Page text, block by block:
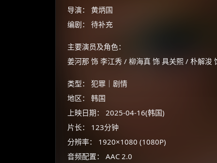
导演： 黄炳国
编剧： 待补充
主要演员及角色：
姜河那 饰 李江秀 / 柳海真 饰 具关熙 / 朴解浚
类型： 犯罪｜剧情
地区： 韩国
上映日期： 2025-04-16(韩国)
片长： 123分钟
分辨率： 1920×1080 (1080P)
音频配置： AAC 2.0